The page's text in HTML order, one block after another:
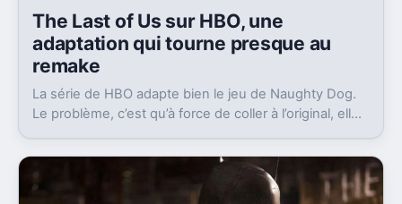
The Last of Us sur HBO, une
adaptation qui tourne presque au
remake
La série de HBO adapte bien le jeu de Naughty Dog.
Le problème, c’est qu’à force de coller à l’original, elle